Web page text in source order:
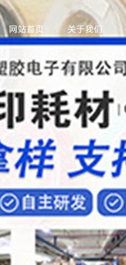
网站首页 关于我们